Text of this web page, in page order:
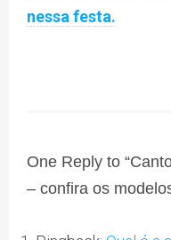
nessa festa.
One Reply to
– confira os